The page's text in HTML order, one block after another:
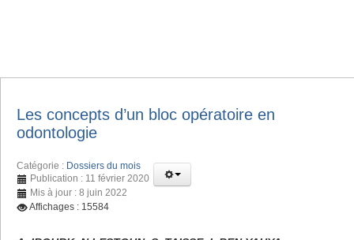
Les concepts d’un bloc opératoire en
odontologie
Catégorie : Dossiers du mois
Publication : 11 février 2020
Mis à jour : 8 juin 2022
Affichages : 15584